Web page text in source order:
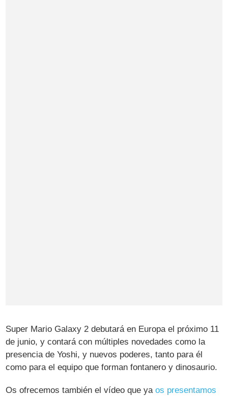
Super Mario Galaxy 2 debutará en Europa el próximo 11
de junio, y contará con múltiples novedades como la
presencia de Yoshi, y nuevos poderes, tanto para él
como para el equipo que forman fontanero y dinosaurio.
Os ofrecemos también el vídeo que yaos presentamos